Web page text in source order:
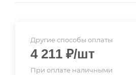
Другие способы оплаты
4 211 ₽/шт
При оплате наличными